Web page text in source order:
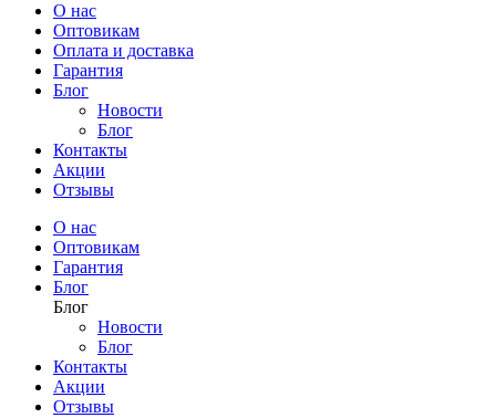
О нас
Оптовикам
Оплата и доставка
Гарантия
Блог
Новости
Блог
Контакты
Акции
Отзывы
О нас
Оптовикам
Гарантия
Блог
Блог
Новости
Блог
Контакты
Акции
Отзывы